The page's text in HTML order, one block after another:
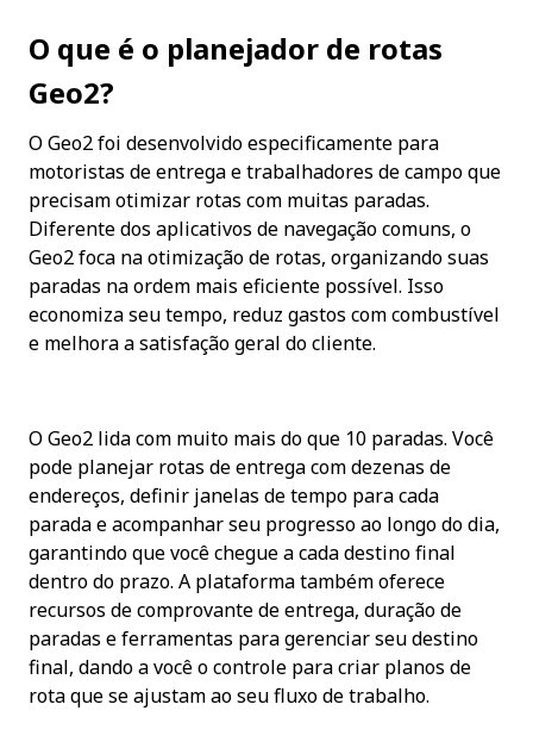
O que é o planejador de rotas
Geo2?
O Geo2 foi desenvolvido especificamente para
motoristas de entrega e trabalhadores de campo que
precisam otimizar rotas com muitas paradas.
Diferente dos aplicativos de navegação comuns, o
Geo2 foca na otimização de rotas, organizando suas
paradas na ordem mais eficiente possível. Isso
economiza seu tempo, reduz gastos com combustível
e melhora a satisfação geral do cliente.
O Geo2 lida com muito mais do que 10 paradas. Você
pode planejar rotas de entrega com dezenas de
endereços, definir janelas de tempo para cada
parada e acompanhar seu progresso ao longo do dia,
garantindo que você chegue a cada destino final
dentro do prazo. A plataforma também oferece
recursos de comprovante de entrega, duração de
paradas e ferramentas para gerenciar seu destino
final, dando a você o controle para criar planos de
rota que se ajustam ao seu fluxo de trabalho.